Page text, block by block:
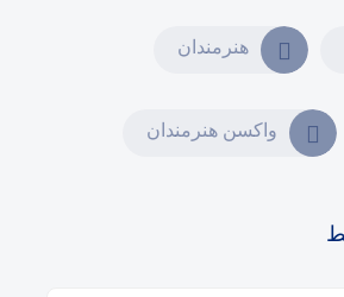
هنرمندان
واکسن هنرمندان